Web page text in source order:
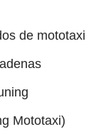
de mototaxi
Mototaxi)